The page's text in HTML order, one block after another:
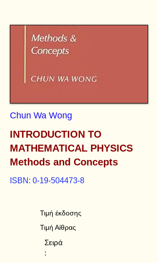
Chun Wa Wong
INTRODUCTION TO
MATHEMATICAL PHYSICS
Methods and Concepts
ISBN: 0-19-504473-8
Τιμή έκδοσης
Τιμή Αίθρας
Σειρά
: